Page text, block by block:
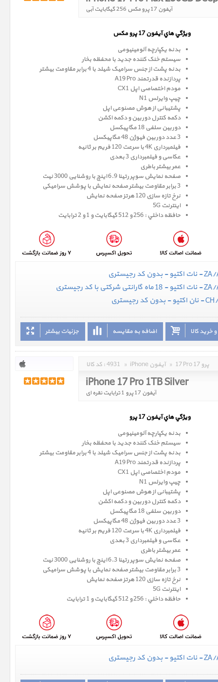
آیفون 17 پرو مکس 256 گیگابایت آبی
ويژگي هاي آيفون 17 پرو
مکس
بدنه یکپارچه آلومینیومی
سیستم خنک کننده جدید با محفظه بخار
بدنه پشت از جنس سرامیک شیلد با 4 برابر مقاومت بیشتر
پردازنده قدرتمند A19 Pro
مودم اختصاصی اپل CX1
چیپ وایرلس N1
پشتیبانی از هوش مصنوعی اپل
دکمه کنترل دوربین و دکمه اکشن
دوربین سلفی 18 مگاپیکسل
3 عدد دوربین فیوژن 48 مگاپیکسل
فیلمبرداری 4K با سرعت 120 فریم بر ثانیه
عکاسی و فیلمبرداری 3 بعدی
عمر بیشتر باطری
صفحه نمايش سوپر رتينا 6.9 اينچ با روشنایی 3000 نیت
3 برابر مقاومت بیشتر صفحه نمایش با پوشش سرامیکی
نرخ تازه سازی 120 هرتز صفحه نمایش
اینترنت 5G
حافظه داخلي : 256 و 512 گيگابايت و 1 و 2 ترابایت
جزئیات بیشتر اضافه به مقایسه خرید کالا
کد کالا : 4931 » iPhone آیفون » 17 Pro 17 پرو
iPhone 17 Pro 1TB Silver
آیفون 17 پرو 1 ترابایت نقره ای
ويژگي هاي آيفون 17 پرو
بدنه یکپارچه آلومینیومی
سیستم خنک کننده جدید با محفظه بخار
بدنه پشت از جنس سرامیک شیلد با 4 برابر مقاومت بیشتر
پردازنده قدرتمند A19 Pro
مودم اختصاصی اپل CX1
چیپ وایرلس N1
پشتیبانی از هوش مصنوعی اپل
دکمه کنترل دوربین و دکمه اکشن
دوربین سلفی 18 مگاپیکسل
3 عدد دوربین فیوژن 48 مگاپیکسل
فیلمبرداری 4K با سرعت 120 فریم بر ثانیه
عکاسی و فیلمبرداری 3 بعدی
عمر بیشتر باطری
صفحه نمايش سوپر رتينا 6.3 اينچ با روشنایی 3000 نیت
3 برابر مقاومت بیشتر صفحه نمایش با پوشش سرامیکی
نرخ تازه سازی 120 هرتز صفحه نمایش
اینترنت 5G
حافظه داخلي : 256 و 512 گيگابايت و 1 ترابایت